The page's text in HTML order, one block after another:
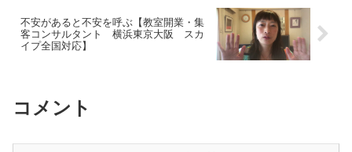
不安があると不安を呼ぶ【教室開業・集
客コンサルタント 横浜東京大阪 スカ
イプ全国対応】
コメント